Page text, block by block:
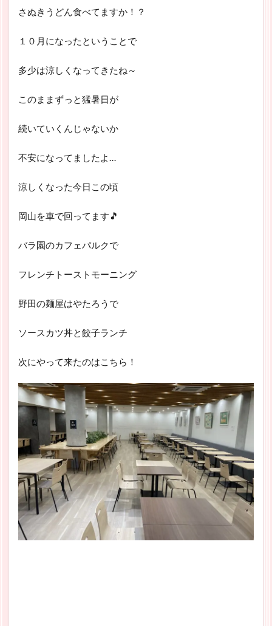
さぬきうどん食べてますか！？
１０月になったということで
多少は涼しくなってきたね～
このままずっと猛暑日が
続いていくんじゃないか
不安になってましたよ…
涼しくなった今日この頃
岡山を車で回ってます🎵
バラ園のカフェパルクで
フレンチトーストモーニング
野田の麺屋はやたろうで
ソースカツ丼と餃子ランチ
次にやって来たのはこちら！